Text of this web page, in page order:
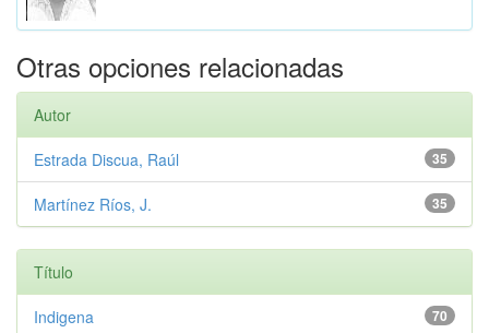
Otras opciones relacionadas
Autor
35
Estrada Discua, Raúl
35
Martínez Ríos, J.
Título
70
Indigena